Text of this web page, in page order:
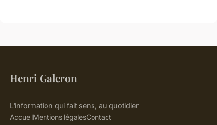
Henri Galeron
L'information qui fait sens, au quotidien
AccueilMentions légalesContact